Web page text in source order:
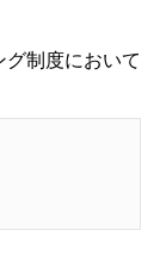
制度において